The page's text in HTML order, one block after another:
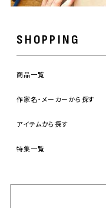
SHOPPING
商品一覧
作家名・メーカーから探す
アイテムから探す
特集一覧